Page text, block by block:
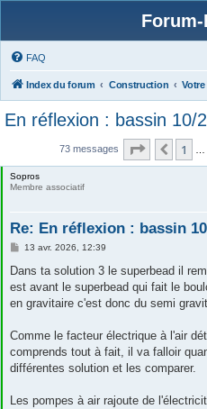
FAQ
Index du forum Construction Votre
En réflexion : bassin 10/
73 messages Page sur
1
Sopros
Membre associatif
Re: En réflexion : bassin
M
s
a
g
13 avr. 2026, 12:39
Dans ta solution 3 le superbead il
est avant le superbead qui fait le
en gravitaire c'est donc du semi
Comme le facteur électrique à l'air
comprends tout à fait, il va falloir
différentes solution et les comparer.
Les pompes à air rajoute de